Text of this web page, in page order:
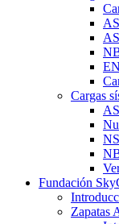
Cargas
Fundación
Zapatas